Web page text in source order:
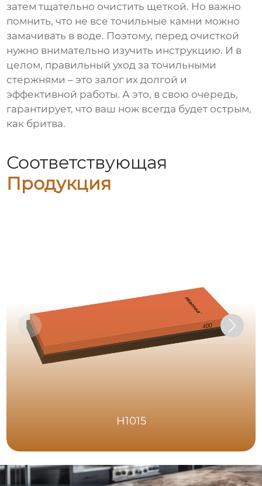
затем тщательно очистить щеткой. Но важно
помнить, что не все точильные камни можно
замачивать в воде. Поэтому, перед очисткой
нужно внимательно изучить инструкцию. И в
целом, правильный уход за точильными
стержнями – это залог их долгой и
эффективной работы. А это, в свою очередь,
гарантирует, что ваш нож всегда будет острым,
как бритва.
Соответствующая
Продукция
H1015